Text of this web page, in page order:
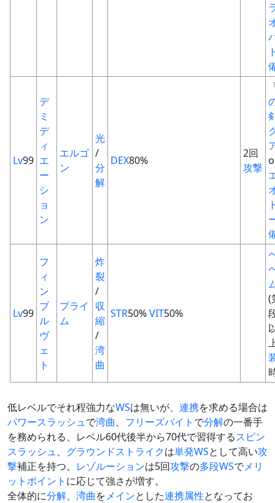
Lv99
デ
ミ
デ
ィ
エ
ー
シ
ョ
ン
エルゴ
ン
光
/
分
解
DEX80%
2回
攻撃
Lv99
フ
ィ
ン
ブ
ル
ヴ
ェ
ト
プライ
ム
炸
裂
/
収
縮
/
湾
曲
STR50%VIT50%
(
低レベルでそれ程強力なWSは無いが、 連携を求める場合は
パワースラッシュで湾曲、 フリーズバイト で分解の一番手
を務められる、レベル60代後半から70代で習得するスピン
スラッシュ、 グラウンドストライクは単発WSとして高い攻
撃補正を持つ。 レゾルーションは5回攻撃の多段WSでメリ
ットポイント に応じて強さが増す。
全体的に分解、 湾曲をメインとした連携属性となってお